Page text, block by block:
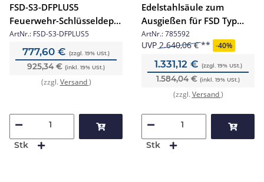
FSD-S3-DFPLUS5
Feuerwehr-Schlüsseldepot
Wandeinbau-
Dämmfassade
(Profilhalbzylinder PZ)
ArtNr.: FSD-S3-DFPLUS5
777,60 € (zzgl. 19% USt.)
925,34 € (inkl. 19% USt.)
(zzgl.Versand)
Stk
Edelstahlsäule zum
Ausgießen für FSD Typ
basic
ArtNr.:785592
UVP 2.640,06 € -40%
1.331,12 € (zzgl. 19% USt.)
1.584,04 € (inkl. 19% USt.)
(zzgl.Versand)
Stk